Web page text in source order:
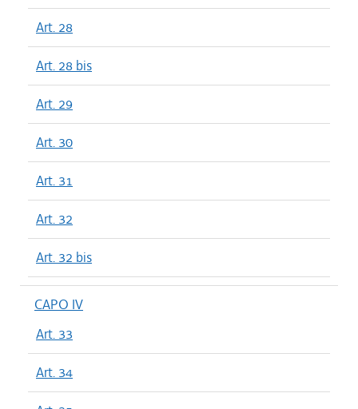
Art. 28
Art. 28 bis
Art. 29
Art. 30
Art. 31
Art. 32
Art. 32 bis
CAPO IV
Art. 33
Art. 34